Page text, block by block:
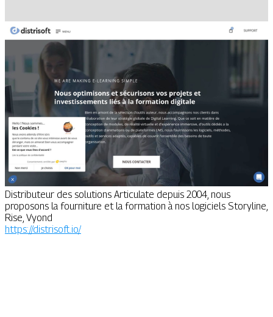
Distributeur des solutions Articulate depuis 2004, nous
proposons la fourniture et la formation à nos logiciels Storyline,
Rise, Vyond
https://distrisoft.io/